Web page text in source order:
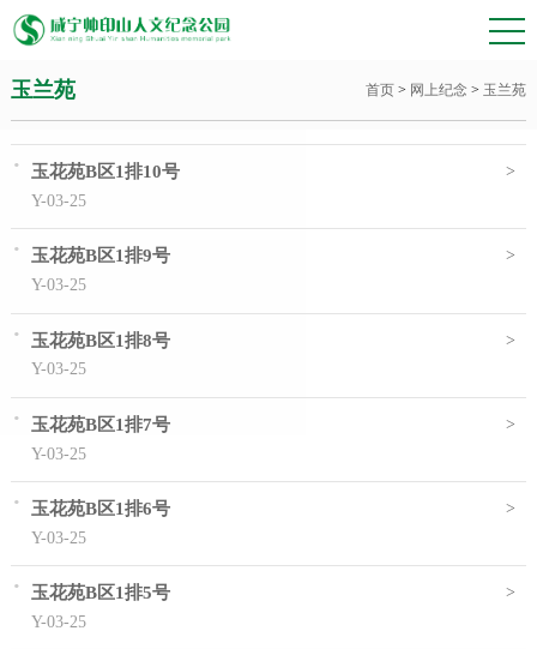
玉兰苑 首页 > 网上纪念 > 玉兰苑
·
玉花苑B区1排10号
Y-03-25
>
·
玉花苑B区1排9号
Y-03-25
>
·
玉花苑B区1排8号
Y-03-25
>
·
玉花苑B区1排7号
Y-03-25
>
·
玉花苑B区1排6号
Y-03-25
>
·
玉花苑B区1排5号
Y-03-25
>